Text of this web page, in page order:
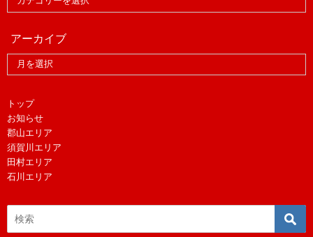
アーカイブ
トップ
お知らせ
郡山エリア
須賀川エリア
田村エリア
石川エリア